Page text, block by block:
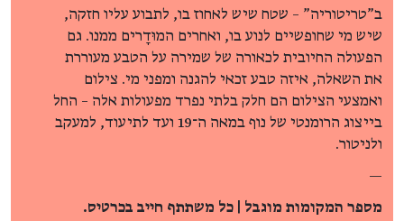
ב"טריטוריה" – שטח שיש לאחוז בו, לתבוע עליו חזקה,
שיש מי שחופשיים לנוע בו, ואחרים המוּדָרים ממנו. גם
הפעולה החיובית לכאורה של שמירה על הטבע מעוררת
את השאלה, איזה טבע זכאי להגנה ומפני מי. צילום
ואמצעי הצילום הם חלק בלתי נפרד מפעולות אלה – החל
בייצוג הרומנטי של נוף במאה ה־19 ועד לתיעוד, למעקב
ולניטור.
—
מספר המקומות מוגבל | כל משתתף חייב בכרטיס.